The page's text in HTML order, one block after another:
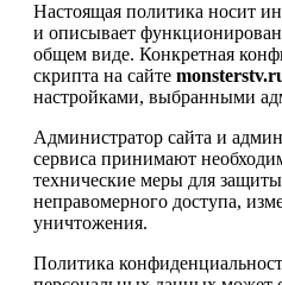
Настоящая политика носит
и описывает
общем виде. Конкретная
скрипта на сайте
настройками, выбранными
Администратор сайта и
сервиса принимают
технические меры для
неправомерного доступа,
уничтожения.
Политика